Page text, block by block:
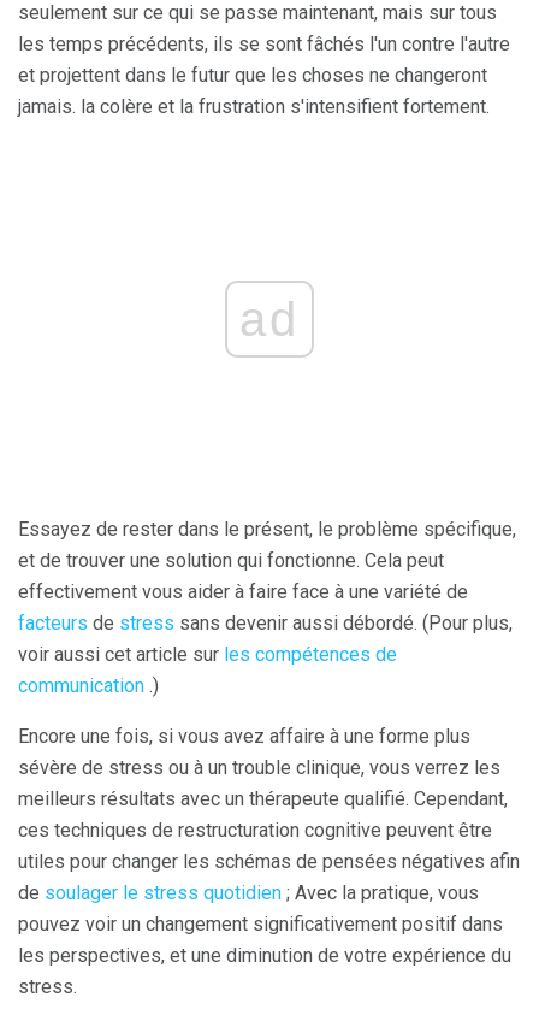
seulement sur ce qui se passe maintenant, mais sur tous
les temps précédents, ils se sont fâchés l'un contre l'autre
et projettent dans le futur que les choses ne changeront
jamais. la colère et la frustration s'intensifient fortement.
ad
Essayez de rester dans le présent, le problème spécifique,
et de trouver une solution qui fonctionne. Cela peut
effectivement vous aider à faire face à une variété de
facteurs de stress sans devenir aussi débordé. (Pour plus,
voir aussi cet article sur les compétences de
communication .)
Encore une fois, si vous avez affaire à une forme plus
sévère de stress ou à un trouble clinique, vous verrez les
meilleurs résultats avec un thérapeute qualifié. Cependant,
ces techniques de restructuration cognitive peuvent être
utiles pour changer les schémas de pensées négatives afin
de soulager le stress quotidien ; Avec la pratique, vous
pouvez voir un changement significativement positif dans
les perspectives, et une diminution de votre expérience du
stress.